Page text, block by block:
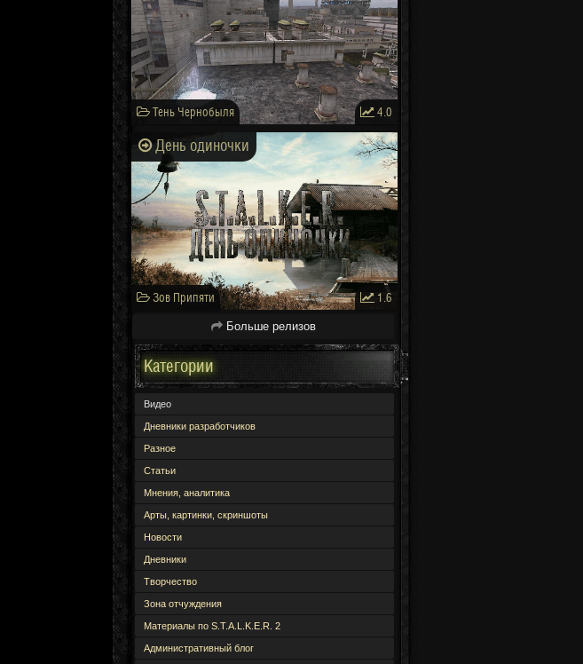
Тень Чернобыля 4.0
День одиночки
Зов Припяти 1.6
Больше релизов
Категории
Видео
Дневники разработчиков
Разное
Статьи
Мнения, аналитика
Арты, картинки, скриншоты
Новости
Дневники
Творчество
Зона отчуждения
Материалы по S.T.A.L.K.E.R. 2
Административный блог